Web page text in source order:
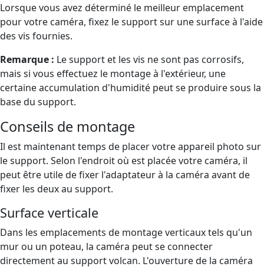
Lorsque vous avez déterminé le meilleur emplacement
pour votre caméra, fixez le support sur une surface à l'aide
des vis fournies.
Remarque : Le support et les vis ne sont pas corrosifs,
mais si vous effectuez le montage à l'extérieur, une
certaine accumulation d'humidité peut se produire sous la
base du support.
Conseils de montage
Il est maintenant temps de placer votre appareil photo sur
le support. Selon l'endroit où est placée votre caméra, il
peut être utile de fixer l'adaptateur à la caméra avant de
fixer les deux au support.
Surface verticale
Dans les emplacements de montage verticaux tels qu'un
mur ou un poteau, la caméra peut se connecter
directement au support volcan. L'ouverture de la caméra